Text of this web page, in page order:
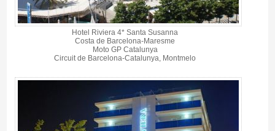
Hotel Riviera 4* Santa Susanna
Costa de Barcelona-Maresme
Moto GP Catalunya
Circuit de Barcelona-Catalunya, Montmelo